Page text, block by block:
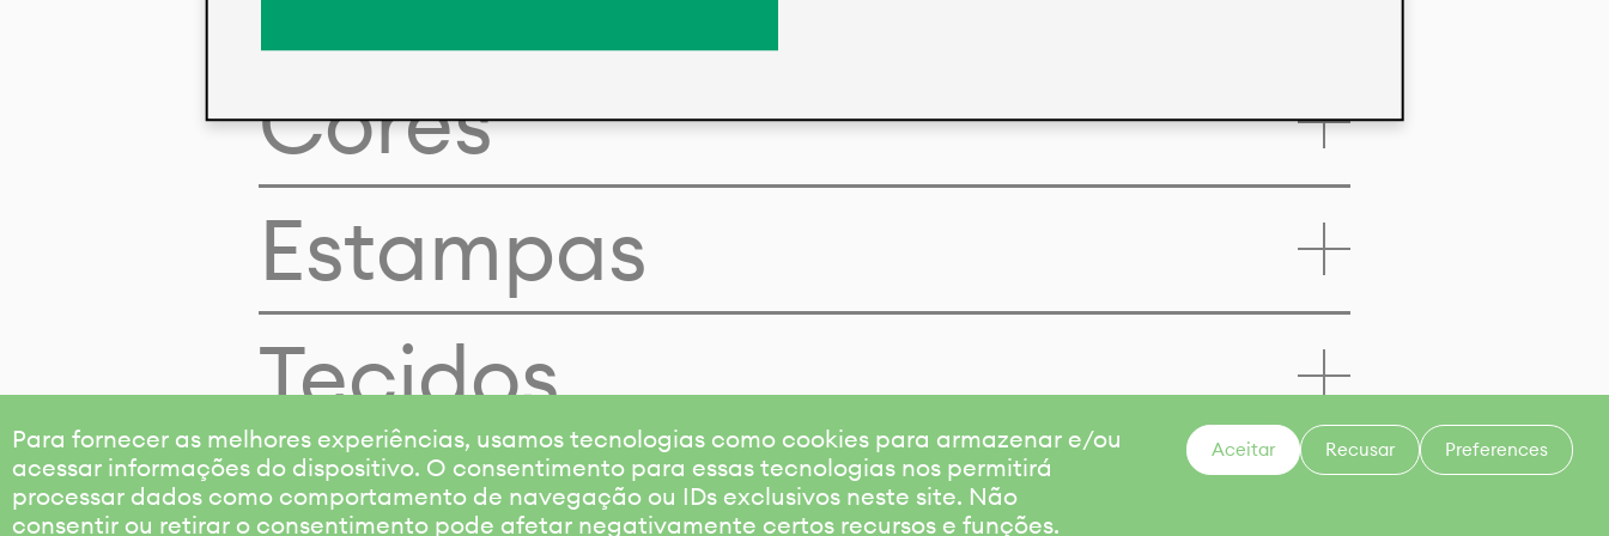
Para fornecer as melhores experiências, usamos tecnologias como cookies para armazenar e/ou
acessar informações do dispositivo. O consentimento para essas tecnologias nos permitirá
processar dados como comportamento de navegação ou IDs exclusivos neste site. Não
consentir ou retirar o consentimento pode afetar negativamente certos recursos e funções.
Aceitar Recusar Preferences
Cores
Estampas
Tecidos